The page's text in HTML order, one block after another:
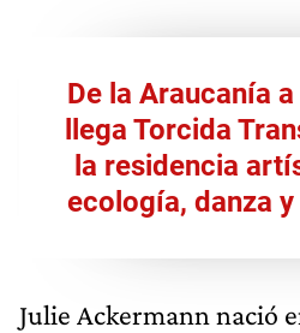
De la Araucanía
llega Torcida
la residencia
ecología, danza
Julie Ackermann nació